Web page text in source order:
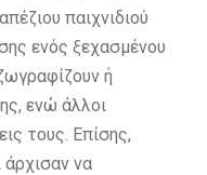
παιχνιδιού
ενός ξεχασμένου
ή
ενώ άλλοι
τους. Επίσης,
άρχισαν να